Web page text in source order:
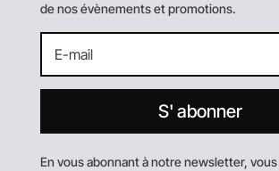
de nos évènements et promotions.
S' abonner
En vous abonnant à notre newsletter,